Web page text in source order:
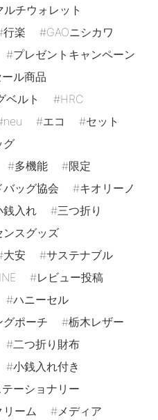
ルチウォレット
行楽
GAOニシカワ
プレゼントキャンペーン
ール商品
ベルト
HRC
neu エコ
セット
グ
多機能
限定
バッグ協会
キオリーノ
銭入れ
三つ折り
ンスグッズ
大安
サステナブル
レビュー投稿
ハニーセル
グポーチ
栃木レザー
二つ折り財布
小銭入れ付き
テーショナリー
リーム メディア